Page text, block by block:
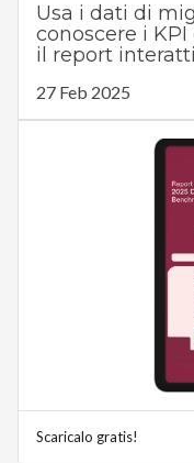
Usa i dati di
conoscere i
il report
27 Feb 2025
Scaricalo gratis!